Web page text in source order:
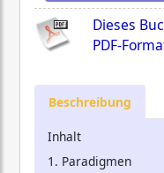
Dieses
PDF-
Beschreibung
Inhalt
1. Paradigmen